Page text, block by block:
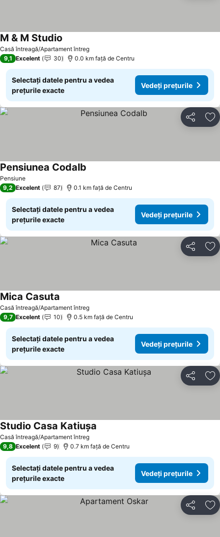
Casă întreagă/Apartament întreg
M & M Studio
9,1 Excelent 30 0.0 km faţă de Centru
Selectați datele pentru a vedea
prețurile exacte
Vedeți prețurile
Distribuiți
Pensiune
Pensiunea Codalb
9,2 Excelent 87 0.1 km faţă de Centru
Selectați datele pentru a vedea
prețurile exacte
Vedeți prețurile
Distribuiți
Casă întreagă/Apartament întreg
Mica Casuta
9,7 Excelent 10 0.5 km faţă de Centru
Selectați datele pentru a vedea
prețurile exacte
Vedeți prețurile
Distribuiți
Casă întreagă/Apartament întreg
Studio Casa Katiușa
9,8 Excelent 9 0.7 km faţă de Centru
Selectați datele pentru a vedea
prețurile exacte
Vedeți prețurile
Distribuiți